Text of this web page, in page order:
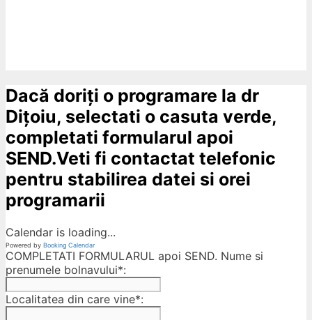
Dacă doriți o programare la dr
Dițoiu, selectati o casuta verde,
completati formularul apoi
SEND.Veti fi contactat telefonic
pentru stabilirea datei si orei
programarii
Calendar is loading...
Powered by Booking Calendar
COMPLETATI FORMULARUL apoi SEND. Nume si
prenumele bolnavului*:
Localitatea din care vine*: